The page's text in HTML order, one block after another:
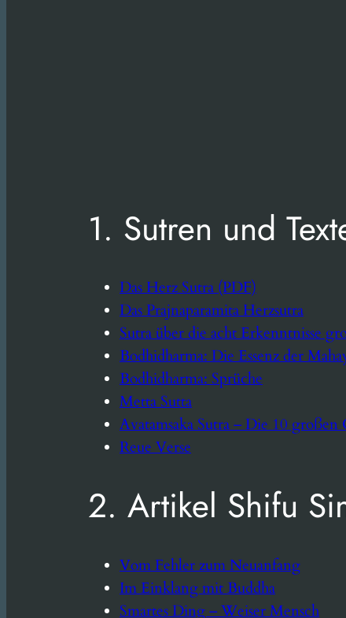
1. Sutren und
Das HerzSutra (PDF)
Das Prajnaparamita Herzsutra
Sutra über die acht Erkenntnisse
Bodhidharma: Die Essenz der
Bodhidharma: Sprüche
Metta Sutta
Avatamsaka Sutra – Die 10 großen
Reue Verse
2. Artikel Shifu
Vom Fehler zum Neuanfang
Im Einklang mit Buddha
Smartes Ding – Weiser Mensch